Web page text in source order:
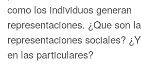
como los individuos generan
representaciones. ¿Que son
representaciones sociales?
en las particulares?